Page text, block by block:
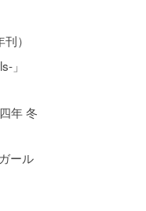
）
」
年 冬
ール